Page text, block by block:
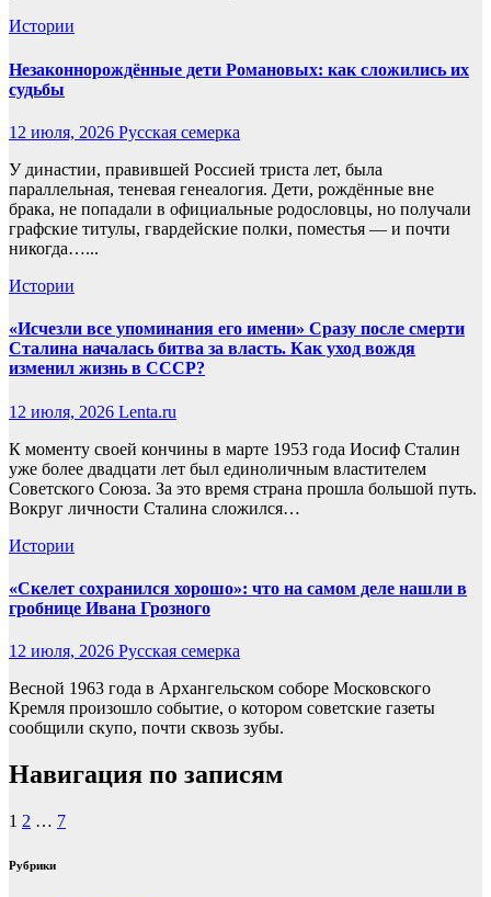
Истории
Незаконнорождённые дети Романовых: как сложились их
судьбы
12 июля, 2026 Русская семерка
У династии, правившей Россией триста лет, была
параллельная, теневая генеалогия. Дети, рождённые вне
брака, не попадали в официальные родословцы, но получали
графские титулы, гвардейские полки, поместья — и почти
никогда…...
Истории
«Исчезли все упоминания его имени» Сразу после смерти
Сталина началась битва за власть. Как уход вождя
изменил жизнь в СССР?
12 июля, 2026 Lenta.ru
К моменту своей кончины в марте 1953 года Иосиф Сталин
уже более двадцати лет был единоличным властителем
Советского Союза. За это время страна прошла большой путь.
Вокруг личности Сталина сложился…
Истории
«Скелет сохранился хорошо»: что на самом деле нашли в
гробнице Ивана Грозного
12 июля, 2026 Русская семерка
Весной 1963 года в Архангельском соборе Московского
Кремля произошло событие, о котором советские газеты
сообщили скупо, почти сквозь зубы.
Навигация по записям
1 2 … 7
Рубрики